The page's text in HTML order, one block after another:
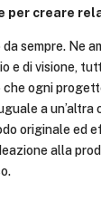
per creare
da sempre. Ne
e di visione,
ogni
a un’altra
originale ed
alla